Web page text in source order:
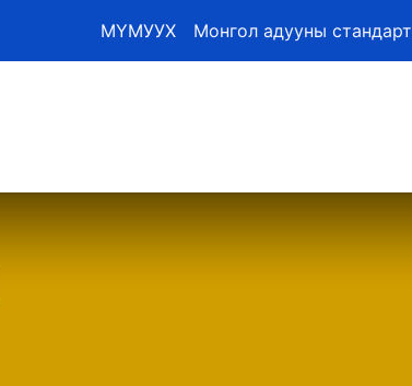
МҮМУУХ Монгол адууны стандарт